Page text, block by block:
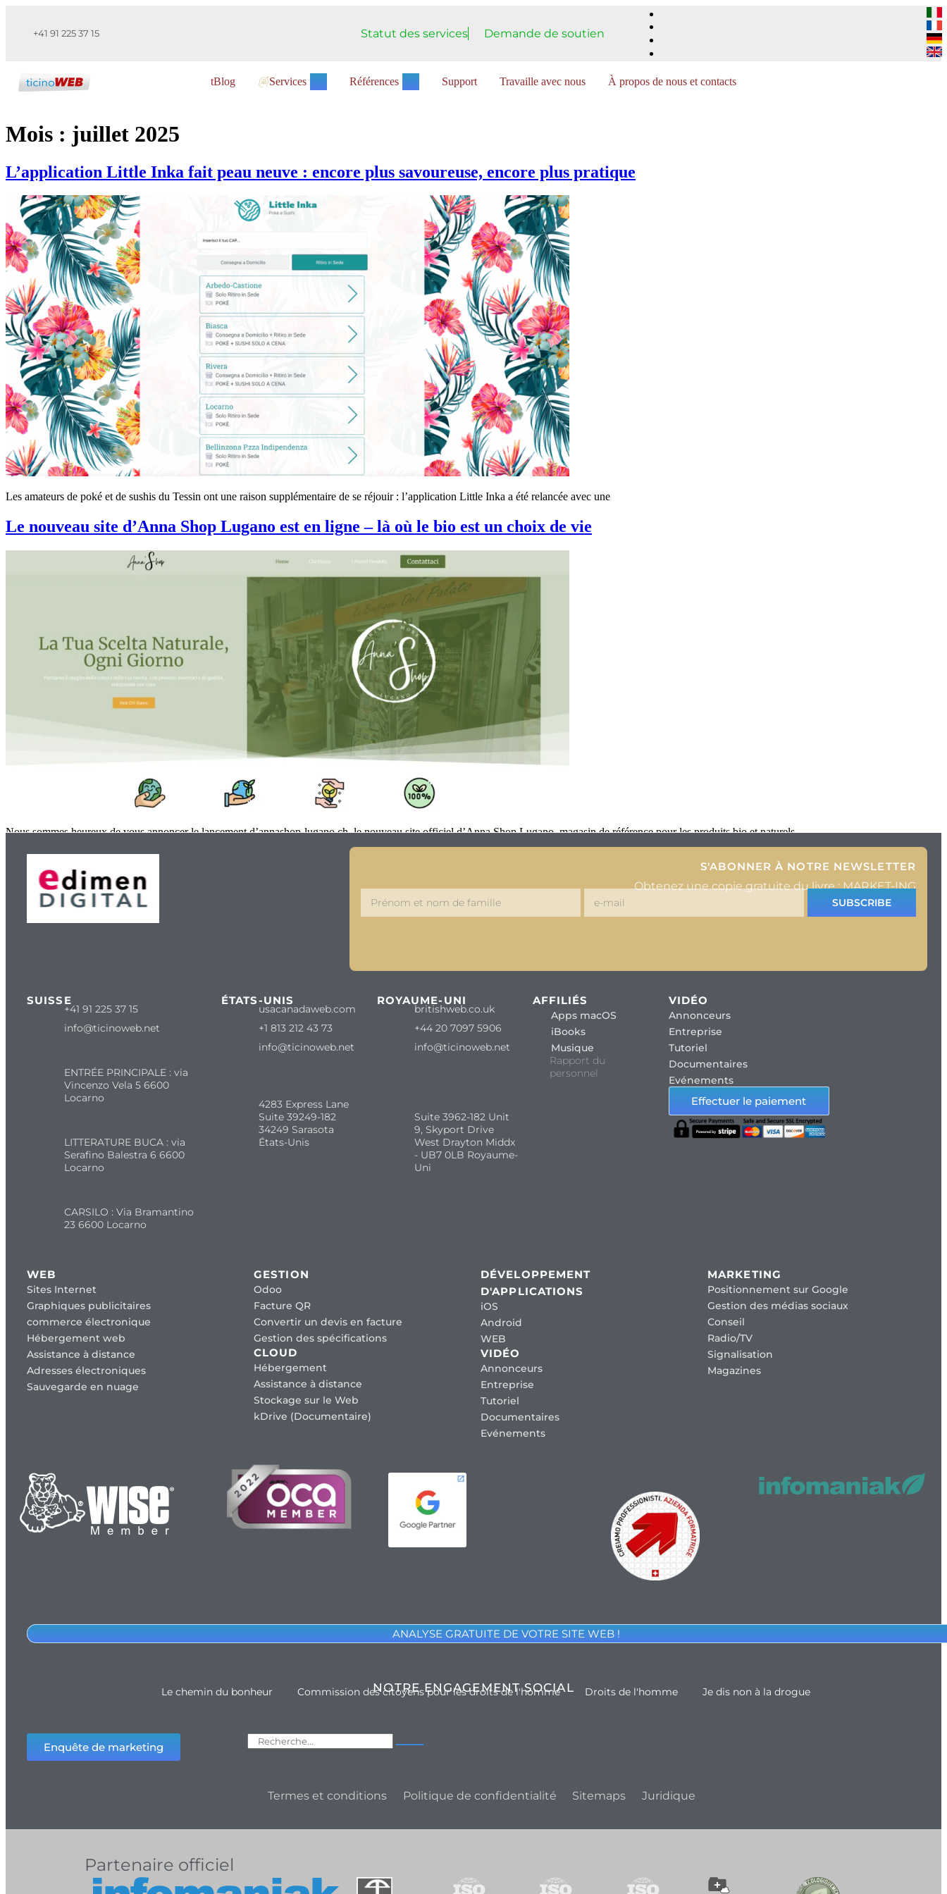
+41 91 225 37 15 Statut des services Demande de soutien
tBlog Services Références Support Travaille avec nous À propos de nous et contacts
Mois : juillet 2025
L’application Little Inka fait peau neuve : encore plus savoureuse, encore plus pratique
Les amateurs de poké et de sushis du Tessin ont une raison supplémentaire de se réjouir : l’application Little Inka a été relancée avec une
Le nouveau site d’Anna Shop Lugano est en ligne – là où le bio est un choix de vie
Nous sommes heureux de vous annoncer le lancement d’annashop-lugano.ch, le nouveau site officiel d’Anna Shop Lugano, magasin de référence pour les produits bio et naturels
S'ABONNER À NOTRE NEWSLETTER
Obtenez une copie gratuite du livre : MARKET-ING
SUBSCRIBE
SUISSE
+41 91 225 37 15
info@ticinoweb.net
ENTRÉE PRINCIPALE : via
Vincenzo Vela 5 6600
Locarno
LITTERATURE BUCA : via
Serafino Balestra 6 6600
Locarno
CARSILO : Via Bramantino
23 6600 Locarno
ÉTATS-UNIS
usacanadaweb.com
+1 813 212 43 73
info@ticinoweb.net
4283 Express Lane
Suite 39249-182
34249 Sarasota
États-Unis
ROYAUME-UNI
britishweb.co.uk
+44 20 7097 5906
info@ticinoweb.net
Suite 3962-182 Unit
9, Skyport Drive
West Drayton Middx
- UB7 0LB Royaume-
Uni
AFFILIÉS
Apps macOS
iBooks
Musique
Rapport du
personnel
VIDÉO
Annonceurs
Entreprise
Tutoriel
Documentaires
Evénements
Effectuer le paiement
WEB
Sites Internet
Graphiques publicitaires
commerce électronique
Hébergement web
Assistance à distance
Adresses électroniques
Sauvegarde en nuage
GESTION
Odoo
Facture QR
Convertir un devis en facture
Gestion des spécifications
CLOUD
Hébergement
Assistance à distance
Stockage sur le Web
kDrive (Documentaire)
DÉVELOPPEMENT
D'APPLICATIONS
iOS
Android
WEB
VIDÉO
Annonceurs
Entreprise
Tutoriel
Documentaires
Evénements
MARKETING
Positionnement sur Google
Gestion des médias sociaux
Conseil
Radio/TV
Signalisation
Magazines
ANALYSE GRATUITE DE VOTRE SITE WEB !
NOTRE ENGAGEMENT SOCIAL
Le chemin du bonheur Commission des citoyens pour les droits de l'homme Droits de l'homme Je dis non à la drogue
Enquête de marketing
Termes et conditions Politique de confidentialité Sitemaps Juridique
Partenaire officiel